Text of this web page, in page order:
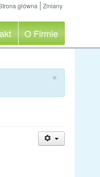
główna Zmiany
O Firmie
×